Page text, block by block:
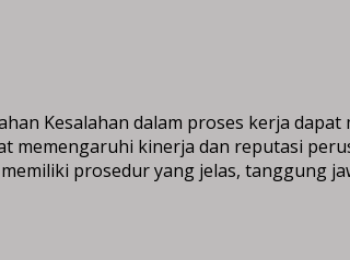
Kesalahan dalam proses kerja
memengaruhi kinerja dan reputasi
prosedur yang jelas, tanggung